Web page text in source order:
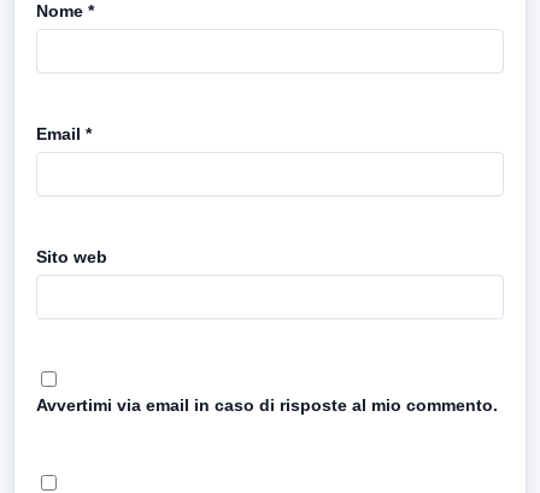
Nome *
Email *
Sito web
Avvertimi via email in caso di risposte al mio commento.